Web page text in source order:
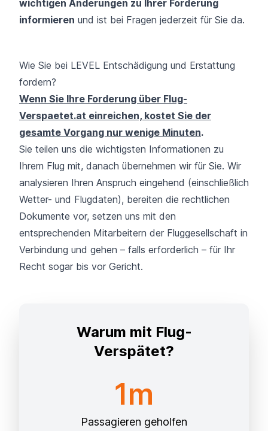
wichtigen Änderungen zu Ihrer Forderung
informieren und ist bei Fragen jederzeit für Sie da.
Wie Sie bei LEVEL Entschädigung und Erstattung
fordern?
Wenn Sie Ihre Forderung über Flug-
Verspaetet.at einreichen, kostet Sie der
gesamte Vorgang nur wenige Minuten.
Sie teilen uns die wichtigsten Informationen zu
Ihrem Flug mit, danach übernehmen wir für Sie. Wir
analysieren Ihren Anspruch eingehend (einschließlich
Wetter- und Flugdaten), bereiten die rechtlichen
Dokumente vor, setzen uns mit den
entsprechenden Mitarbeitern der Fluggesellschaft in
Verbindung und gehen – falls erforderlich – für Ihr
Recht sogar bis vor Gericht.
Warum mit Flug-
Verspätet?
1m
Passagieren geholfen